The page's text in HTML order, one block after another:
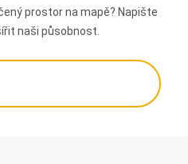
prostor na mapě? Napište
naši působnost.